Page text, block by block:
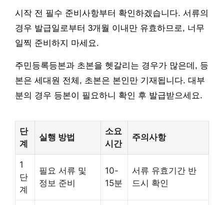
시작 전 필수 준비사항부터 확인하겠습니다. 서류의
경우 발급일로부터 3개월 이내만 유효하므로, 너무
일찍 준비하지 마세요.
주민등록등본과 초본을 헷갈리는 경우가 많은데, 등
본은 세대원 전체, 초본은 본인만 기재됩니다. 대부
분의 경우 등본이 필요하니 확인 후 발급받으세요.
단
계
실행 방법
소요
시간
주의사항
1
단
계
필요 서류 및
정보 준비
10-
15분
서류 유효기간 반
드시 확인